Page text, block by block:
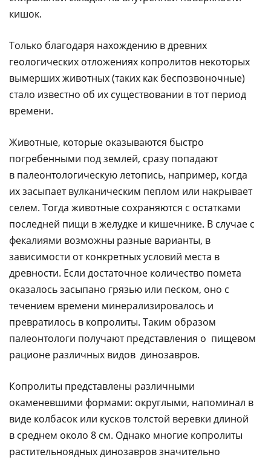
кишок.
Только благодаря нахождению в древних
геологических отложениях копролитов некоторых
вымерших животных (таких как беспозвоночные)
стало известно об их существовании в тот период
времени.
Животные, которые оказываются быстро
погребенными под землей, сразу попадают
в палеонтологическую летопись, например, когда
их засыпает вулканическим пеплом или накрывает
селем. Тогда животные сохраняются с остатками
последней пищи в желудке и кишечнике. В случае с
фекалиями возможны разные варианты, в
зависимости от конкретных условий места в
древности. Если достаточное количество помета
оказалось засыпано грязью или песком, оно с
течением времени минерализировалось и
превратилось в копролиты. Таким образом
палеонтологи получают представления о пищевом
рационе различных видов динозавров.
Копролиты представлены различными
окаменевшими формами: округлыми, напоминал в
виде колбасок или кусков толстой веревки длиной
в среднем около 8 см. Однако многие копролиты
растительноядных динозавров значительно